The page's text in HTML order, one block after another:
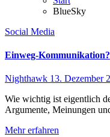
BlueSky
Social Media
Einweg-Kommunikation?
Nighthawk 13. Dezember
Wie wichtig ist eigentlich der Austausch auf BlueSky? Geht es um
Argumente, Meinungen
Mehr erfahren